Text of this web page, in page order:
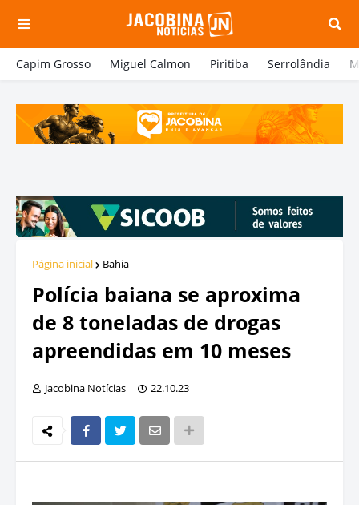
Capim Grosso Miguel Calmon Piritiba Serrolândia
Página inicial Bahia
Polícia baiana se aproxima
de 8 toneladas de drogas
apreendidas em 10 meses
Jacobina Notícias 22.10.23